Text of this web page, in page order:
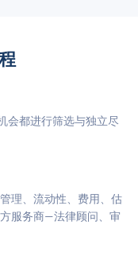
会都进行筛选与独立尽
理、流动性、费用、估
服务商—法律顾问、审